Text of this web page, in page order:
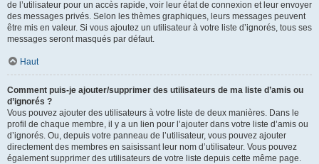
de l’utilisateur pour un accès rapide, voir leur état de connexion et leur envoyer
des messages privés. Selon les thèmes graphiques, leurs messages peuvent
être mis en valeur. Si vous ajoutez un utilisateur à votre liste d’ignorés, tous ses
messages seront masqués par défaut.
Haut
Comment puis-je ajouter/supprimer des utilisateurs de ma liste d’amis ou
d’ignorés ?
Vous pouvez ajouter des utilisateurs à votre liste de deux manières. Dans le
profil de chaque membre, il y a un lien pour l’ajouter dans votre liste d’amis ou
d’ignorés. Ou, depuis votre panneau de l’utilisateur, vous pouvez ajouter
directement des membres en saisissant leur nom d’utilisateur. Vous pouvez
également supprimer des utilisateurs de votre liste depuis cette même page.